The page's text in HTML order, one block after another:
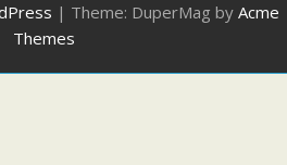
| Theme: DuperMag by Acme
Themes